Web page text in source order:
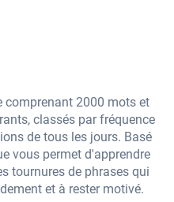
comprenant 2000 mots et
classés par fréquence
de tous les jours. Basé
vous permet d'apprendre
tournures de phrases qui
et à rester motivé.